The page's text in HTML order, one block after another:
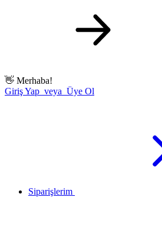
👋 Merhaba!
Giriş Yap veya Üye Ol
Siparişlerim